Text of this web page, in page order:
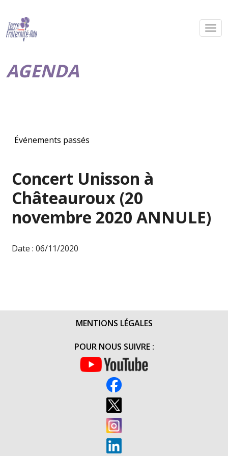
AGENDA
Événements passés
Concert Unisson à
Châteauroux (20
novembre 2020 ANNULE)
Date : 06/11/2020
MENTIONS LÉGALES
POUR NOUS SUIVRE :